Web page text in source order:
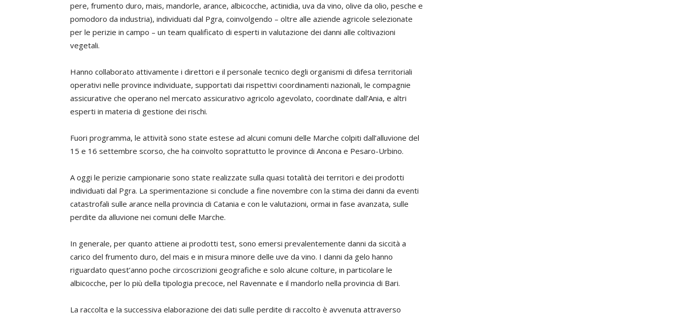
pere, frumento duro, mais, mandorle, arance, albicocche, actinidia, uva da vino, olive da olio, pesche e
pomodoro da industria), individuati dal Pgra, coinvolgendo – oltre alle aziende agricole selezionate
per le perizie in campo – un team qualificato di esperti in valutazione dei danni alle coltivazioni
vegetali.
Hanno collaborato attivamente i direttori e il personale tecnico degli organismi di difesa territoriali
operativi nelle province individuate, supportati dai rispettivi coordinamenti nazionali, le compagnie
assicurative che operano nel mercato assicurativo agricolo agevolato, coordinate dall’Ania, e altri
esperti in materia di gestione dei rischi.
Fuori programma, le attività sono state estese ad alcuni comuni delle Marche colpiti dall’alluvione del
15 e 16 settembre scorso, che ha coinvolto soprattutto le province di Ancona e Pesaro-Urbino.
A oggi le perizie campionarie sono state realizzate sulla quasi totalità dei territori e dei prodotti
individuati dal Pgra. La sperimentazione si conclude a fine novembre con la stima dei danni da eventi
catastrofali sulle arance nella provincia di Catania e con le valutazioni, ormai in fase avanzata, sulle
perdite da alluvione nei comuni delle Marche.
In generale, per quanto attiene ai prodotti test, sono emersi prevalentemente danni da siccità a
carico del frumento duro, del mais e in misura minore delle uve da vino. I danni da gelo hanno
riguardato quest’anno poche circoscrizioni geografiche e solo alcune colture, in particolare le
albicocche, per lo più della tipologia precoce, nel Ravennate e il mandorlo nella provincia di Bari.
La raccolta e la successiva elaborazione dei dati sulle perdite di raccolto è avvenuta attraverso